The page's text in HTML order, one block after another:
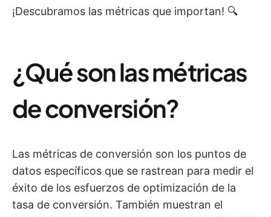
¡Descubramos las métricas que importan! 🔍
¿Qué son las métricas
de conversión?
Las métricas de conversión son los puntos de
datos específicos que se rastrean para medir el
éxito de los esfuerzos de optimización de la
tasa de conversión. También muestran el